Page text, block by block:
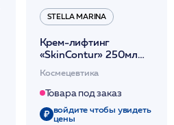
STELLA MARINA
Крем-лифтинг
«SkinContur» 250мл
/Stella Marina*
Космецевтика
Товара под заказ
войдите чтобы увидеть
цены